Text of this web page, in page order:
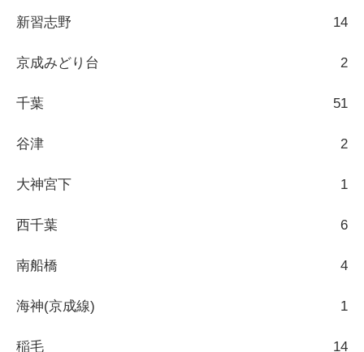
新習志野 14
京成みどり台 2
千葉 51
谷津 2
大神宮下 1
西千葉 6
南船橋 4
海神(京成線) 1
稲毛 14